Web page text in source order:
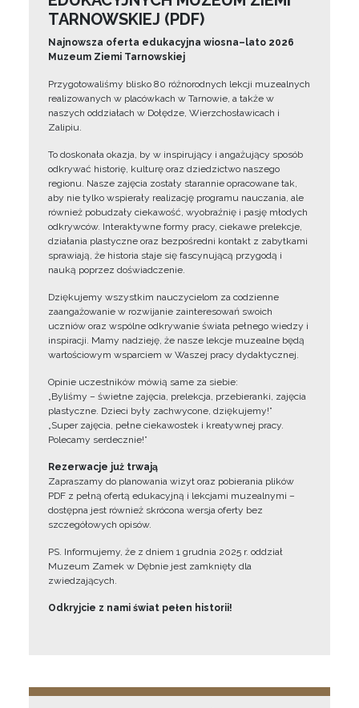
TARNOWSKIEJ (PDF)
Najnowsza oferta edukacyjna wiosna–lato 2026
Muzeum Ziemi Tarnowskiej
Przygotowaliśmy blisko 80 różnorodnych lekcji muzealnych
realizowanych w placówkach w Tarnowie, a także w
naszych oddziałach w Dołędze, Wierzchosławicach i
Zalipiu.
To doskonała okazja, by w inspirujący i angażujący sposób
odkrywać historię, kulturę oraz dziedzictwo naszego
regionu. Nasze zajęcia zostały starannie opracowane tak,
aby nie tylko wspierały realizację programu nauczania, ale
również pobudzały ciekawość, wyobraźnię i pasję młodych
odkrywców. Interaktywne formy pracy, ciekawe prelekcje,
działania plastyczne oraz bezpośredni kontakt z zabytkami
sprawiają, że historia staje się fascynującą przygodą i
nauką poprzez doświadczenie.
Dziękujemy wszystkim nauczycielom za codzienne
zaangażowanie w rozwijanie zainteresowań swoich
uczniów oraz wspólne odkrywanie świata pełnego wiedzy i
inspiracji. Mamy nadzieję, że nasze lekcje muzealne będą
wartościowym wsparciem w Waszej pracy dydaktycznej.
Opinie uczestników mówią same za siebie:
„Byliśmy – świetne zajęcia, prelekcja, przebieranki, zajęcia
plastyczne. Dzieci były zachwycone, dziękujemy!”
„Super zajęcia, pełne ciekawostek i kreatywnej pracy.
Polecamy serdecznie!”
Rezerwacje już trwają
Zapraszamy do planowania wizyt oraz pobierania plików
PDF z pełną ofertą edukacyjną i lekcjami muzealnymi –
dostępna jest również skrócona wersja oferty bez
szczegółowych opisów.
PS. Informujemy, że z dniem 1 grudnia 2025 r. oddział
Muzeum Zamek w Dębnie jest zamknięty dla
zwiedzających.
Odkryjcie z nami świat pełen historii!